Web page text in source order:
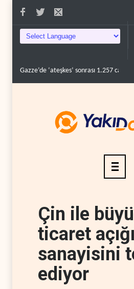
Gazze’de ‘ateşkes’ sonrası 1.257 can
Çin ile
ticaret
sanayisini
ediyor